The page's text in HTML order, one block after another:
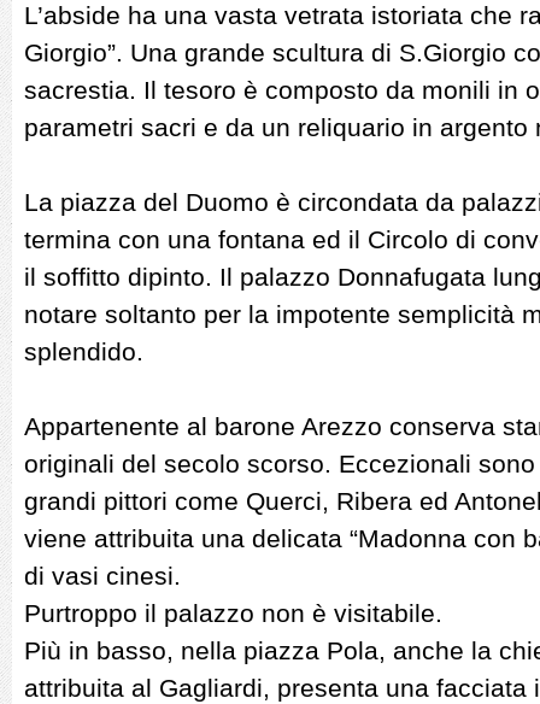
L’abside ha una vasta vetrata istoriata che
Giorgio”. Una grande scultura di S.Giorgio
sacrestia. Il tesoro è composto da monili in
parametri sacri e da un reliquario in argento
La piazza del Duomo è circondata da
termina con una fontana ed il Circolo di
il soffitto dipinto. Il palazzo Donnafugata
notare soltanto per la impotente semplicità
splendido.
Appartenente al barone Arezzo conserva
originali del secolo scorso. Eccezionali
grandi pittori come Querci, Ribera ed
viene attribuita una delicata “Madonna con
di vasi cinesi.
Purtroppo il palazzo non è visitabile.
Più in basso, nella piazza Pola, anche la
attribuita al Gagliardi, presenta una